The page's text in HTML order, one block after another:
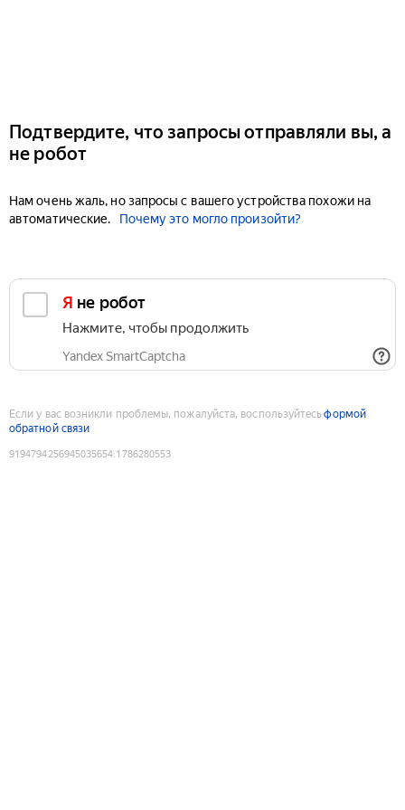
Подтвердите, что запросы отправляли вы, а
не робот
Нам очень жаль, но запросы с вашего устройства похожи на
автоматические.
Почему это могло произойти?
Я не робот
Нажмите, чтобы продолжить
Yandex SmartCaptcha
Если у вас возникли проблемы, пожалуйста, воспользуйтесьформой
обратной связи
9194794256945035654:1786280553